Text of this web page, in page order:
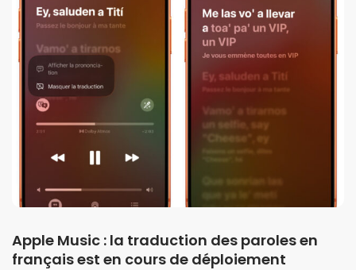
Apple Music : la traduction des paroles en
français est en cours de déploiement